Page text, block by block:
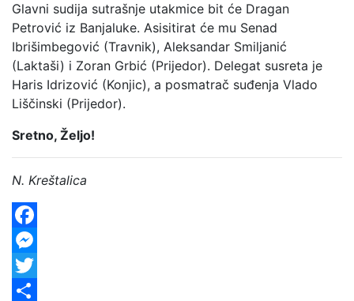
Glavni sudija sutrašnje utakmice bit će Dragan
Petrović iz Banjaluke. Asisitirat će mu Senad
Ibrišimbegović (Travnik), Aleksandar Smiljanić
(Laktaši) i Zoran Grbić (Prijedor). Delegat susreta je
Haris Idrizović (Konjic), a posmatrač suđenja Vlado
Liščinski (Prijedor).
Sretno, Željo!
N. Kreštalica
Facebook
Messenger
Twitter